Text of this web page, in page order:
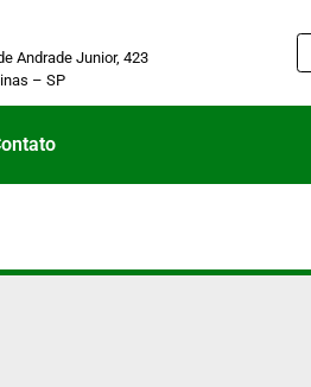
Andrade Junior, 423
– SP